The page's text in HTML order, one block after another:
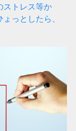
ストレス等か
っとしたら、